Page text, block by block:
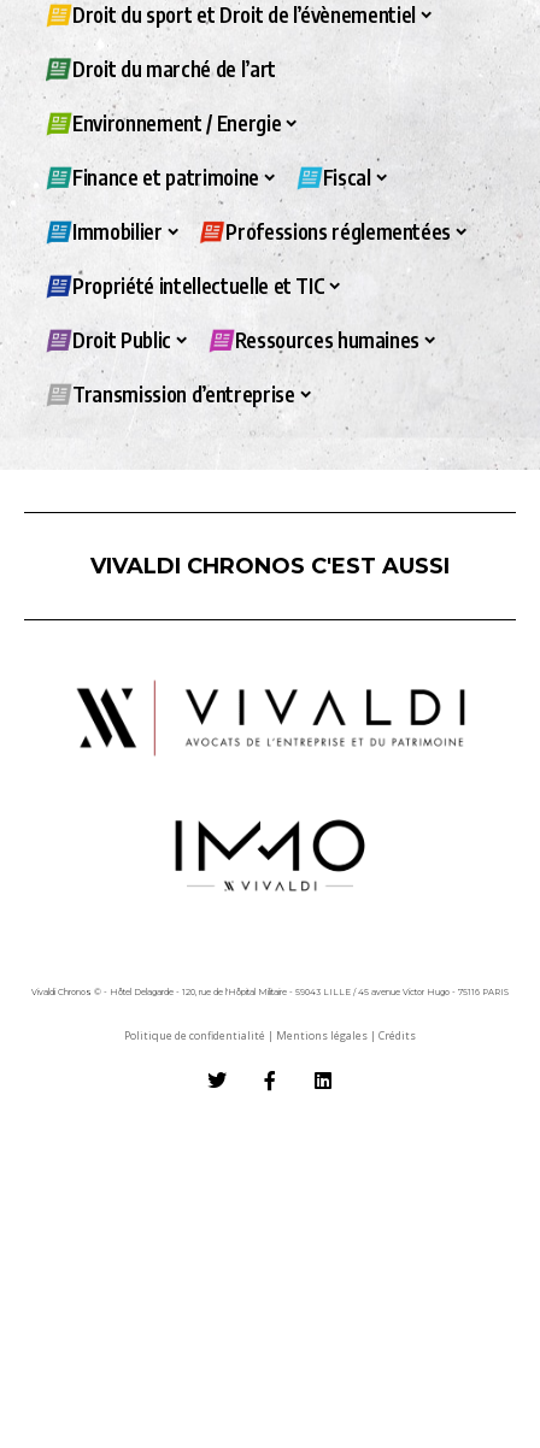
Droit du sport et Droit de l’évènementiel
Droit du marché de l’art
Environnement / Energie
Finance et patrimoine Fiscal
Immobilier Professions réglementées
Propriété intellectuelle et TIC
Droit Public Ressources humaines
Transmission d’entreprise
VIVALDI CHRONOS C'EST AUSSI
Vivaldi Chronos © - Hôtel Delagarde - 120, rue de l'Hôpital Militaire - 59043 LILLE / 45 avenue Victor Hugo - 75116 PARIS
Politique de confidentialité | Mentions légales | Crédits